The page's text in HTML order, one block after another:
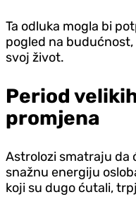
Ta odluka mogla bi
pogled na budućnost,
svoj život.
Period
promjena
Astrolozi smatraju da
snažnu energiju
koji su dugo ćutali,